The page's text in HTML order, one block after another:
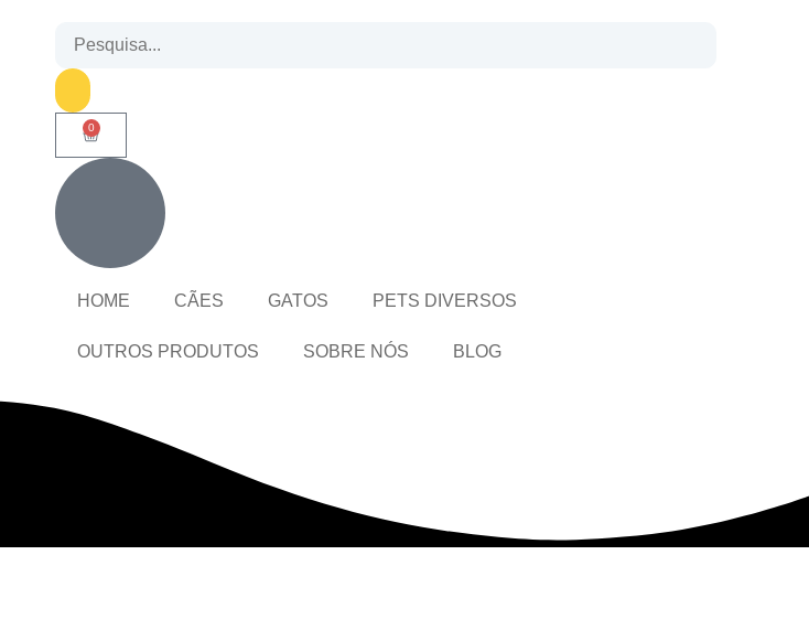
0
HOME CÃES GATOS PETS DIVERSOS
OUTROS PRODUTOS SOBRE NÓS BLOG